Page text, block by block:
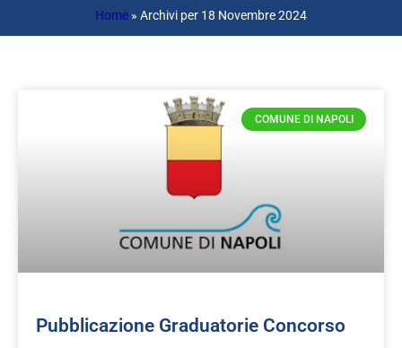
Home » Archivi per 18 Novembre 2024
COMUNE DI NAPOLI
Pubblicazione Graduatorie Concorso